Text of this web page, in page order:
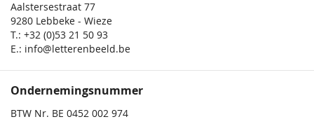
Aalstersestraat 77
9280 Lebbeke - Wieze
T.: +32 (0)53 21 50 93
E.: info@letterenbeeld.be
Ondernemingsnummer
BTW Nr. BE 0452 002 974